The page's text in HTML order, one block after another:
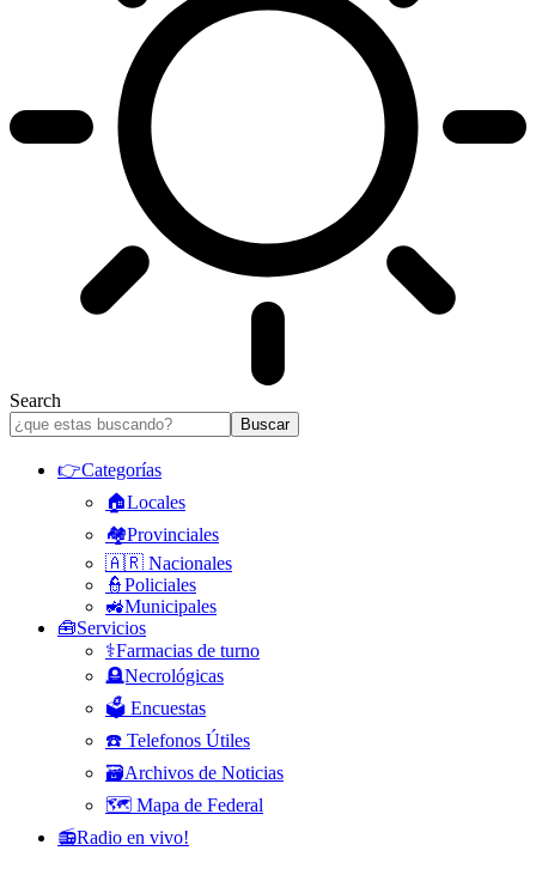
Search
👉Categorías
🏠Locales
🏘️Provinciales
🇦🇷 Nacionales
👮Policiales
🚜Municipales
🧰Servicios
⚕️Farmacias de turno
🪦Necrológicas
🗳️ Encuestas
☎️ Telefonos Útiles
🗃️Archivos de Noticias
🗺️ Mapa de Federal
📻Radio en vivo!